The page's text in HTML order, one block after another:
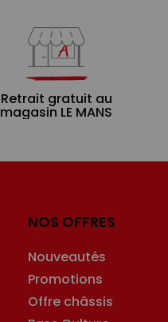
Retrait gratuit au
magasin LE MANS
NOS OFFRES
Nouveautés
Promotions
Offre châssis